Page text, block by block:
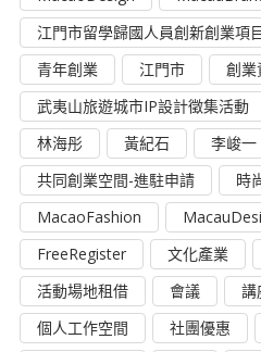
江門市留學歸國人員創新創業項
青年創業
江門市
創業
武夷山旅遊城市IP設計徵集活動
林海彤
黃紀石 李峻一
共同創業空間-進駐申請
時
MacaoFashion
FreeRegister
文化產業
活動場地租借
會議 講
個人工作空間
社團優惠